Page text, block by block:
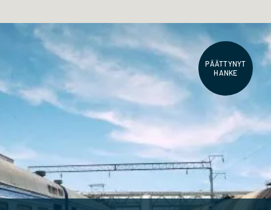
PÄÄTTYNYT
HANKE